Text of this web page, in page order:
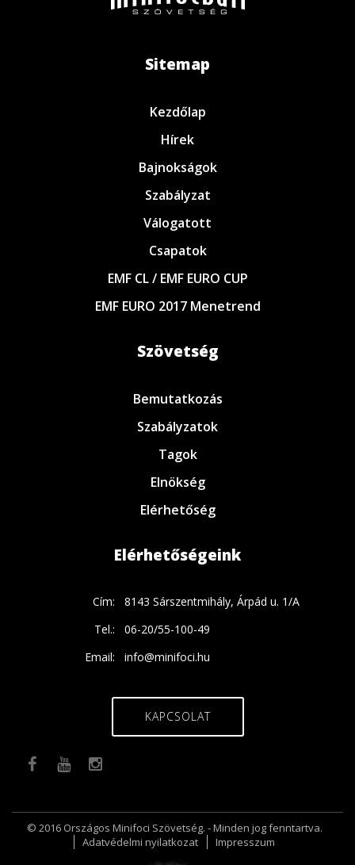
Sitemap
Kezdőlap
Hírek
Bajnokságok
Szabályzat
Válogatott
Csapatok
EMF CL / EMF EURO CUP
EMF EURO 2017 Menetrend
Szövetség
Bemutatkozás
Szabályzatok
Tagok
Elnökség
Elérhetőség
Elérhetőségeink
Cím:
8143 Sárszentmihály, Árpád u. 1/A
Tel.:
06-20/55-100-49
Email:
info@minifoci.hu
KAPCSOLAT
© 2016 Országos Minifoci Szövetség. - Minden jog fenntartva.
Adatvédelmi nyilatkozat
Impresszum